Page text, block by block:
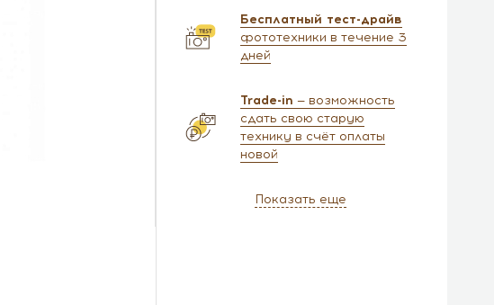
Бесплатный тест-драйв
фототехники в течение 3
дней
Trade-in — возможность
сдать свою старую
технику в счёт оплаты
новой
Показать еще